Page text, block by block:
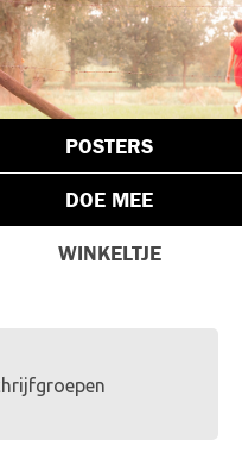
POSTERS
DOE MEE
WINKELTJE